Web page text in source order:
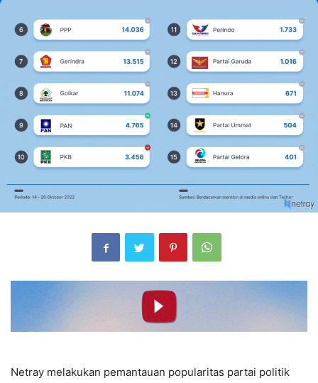
Netray melakukan pemantauan popularitas partai politik